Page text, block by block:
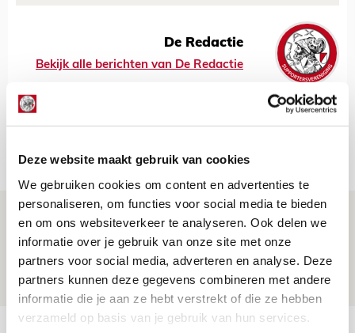
Deze website maakt gebruik van cookies
We gebruiken cookies om content en advertenties te
personaliseren, om functies voor social media te bieden
en om ons websiteverkeer te analyseren. Ook delen we
informatie over je gebruik van onze site met onze
partners voor social media, adverteren en analyse. Deze
partners kunnen deze gegevens combineren met andere
informatie die je aan ze hebt verstrekt of die ze hebben
verzameld op basis van je gebruik van hun services.
De Redactie
Bekijk alle berichten van De Redactie
Net binnen //
Drie dingen die je moet weten over PEC
Zwolle - Ajax
08 AUGUSTUS 2026 - 12:32
NIEUWS